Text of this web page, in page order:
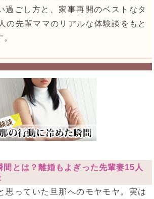
過ごし方と、家事再開のベストなタ
の先輩ママのリアルな体験談をもと
間とは？離婚もよぎった先輩妻15人
思っていた旦那へのモヤモヤ。実は